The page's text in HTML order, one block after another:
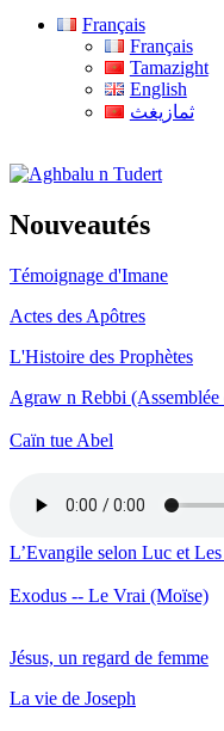
Français
Français
Tamazight
English
ثمازيغث
Aghbalu n Tudert
Nouveautés
Témoignage d'Imane
Actes des Apôtres
L'Histoire des Prophètes
Agraw n Rebbi
Caïn tue Abel
L’Evangile selon Luc et
Exodus -- Le Vrai (Moïse)
Jésus, un regard de femme
La vie de Joseph